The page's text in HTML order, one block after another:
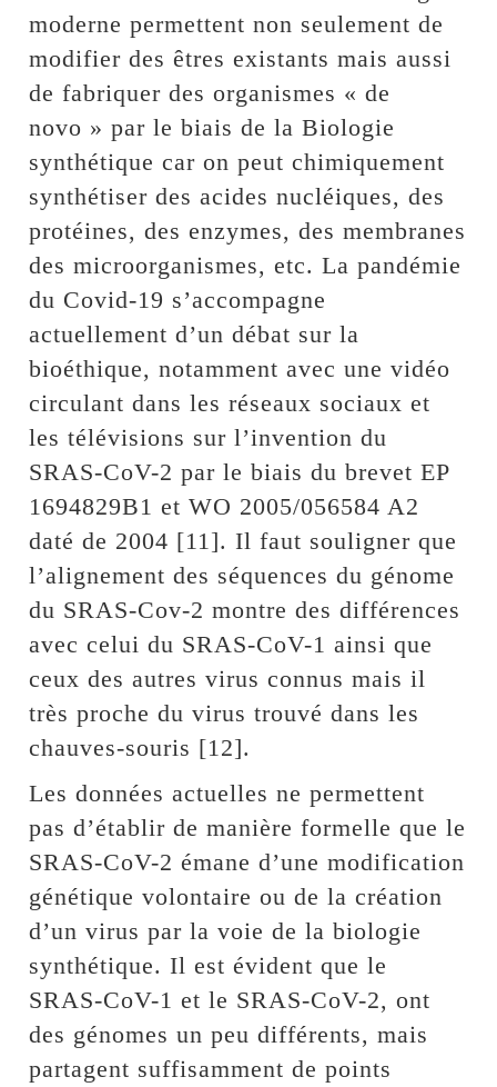
moderne permettent non seulement de
modifier des êtres existants mais aussi
de fabriquer des organismes « de
novo » par le biais de la Biologie
synthétique car on peut chimiquement
synthétiser des acides nucléiques, des
protéines, des enzymes, des membranes
des microorganismes, etc. La pandémie
du Covid-19 s’accompagne
actuellement d’un débat sur la
bioéthique, notamment avec une vidéo
circulant dans les réseaux sociaux et
les télévisions sur l’invention du
SRAS-CoV-2 par le biais du brevet EP
1694829B1 et WO 2005/056584 A2
daté de 2004 [11]. Il faut souligner que
l’alignement des séquences du génome
du SRAS-Cov-2 montre des différences
avec celui du SRAS-CoV-1 ainsi que
ceux des autres virus connus mais il
très proche du virus trouvé dans les
chauves-souris [12].
Les données actuelles ne permettent
pas d’établir de manière formelle que le
SRAS-CoV-2 émane d’une modification
génétique volontaire ou de la création
d’un virus par la voie de la biologie
synthétique. Il est évident que le
SRAS-CoV-1 et le SRAS-CoV-2, ont
des génomes un peu différents, mais
partagent suffisamment de points